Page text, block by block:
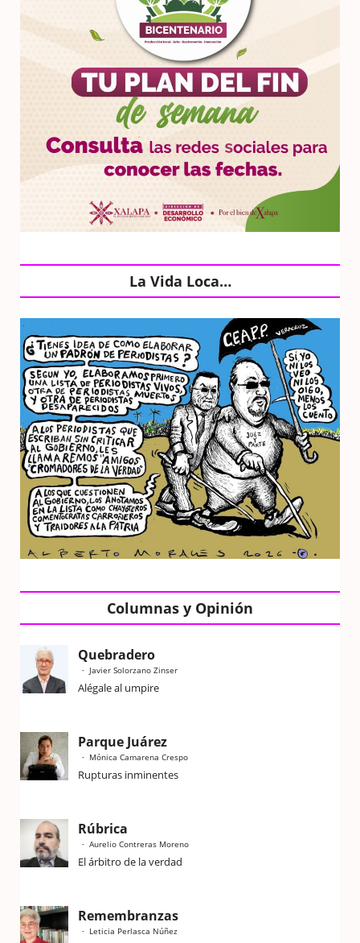
La Vida Loca…
Columnas y Opinión
Quebradero
Javier Solorzano Zinser
Alégale al umpire
Parque Juárez
Mónica Camarena Crespo
Rupturas inminentes
Rúbrica
Aurelio Contreras Moreno
El árbitro de la verdad
Remembranzas
Leticia Perlasca Núñez